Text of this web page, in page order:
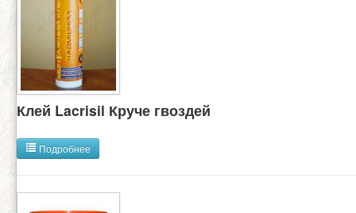
Клей Lacrisil Круче гвоздей
Подробнее